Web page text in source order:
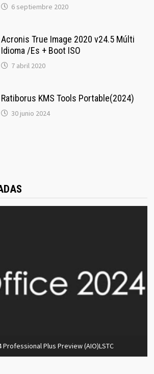
6 septiembre 2020
Acronis True Image 2020 v24.5 Múlti
Idioma /Es + Boot ISO
7 abril 2020
Ratiborus KMS Tools Portable(2024)
30 junio 2024
Plus Preview (AIO)LSTC